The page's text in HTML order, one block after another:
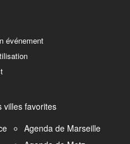
événement
villes favorites
Agenda de Marseille